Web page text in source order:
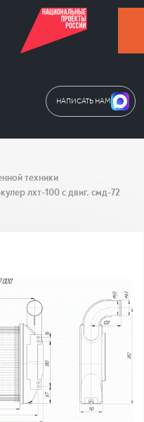
НАПИСАТЬ НАМ
техники
лхт-100 с двиг. смд-72